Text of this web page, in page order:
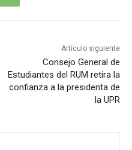
Artículo siguiente
Consejo General de
Estudiantes del RUM retira la
confianza a la presidenta de
la UPR